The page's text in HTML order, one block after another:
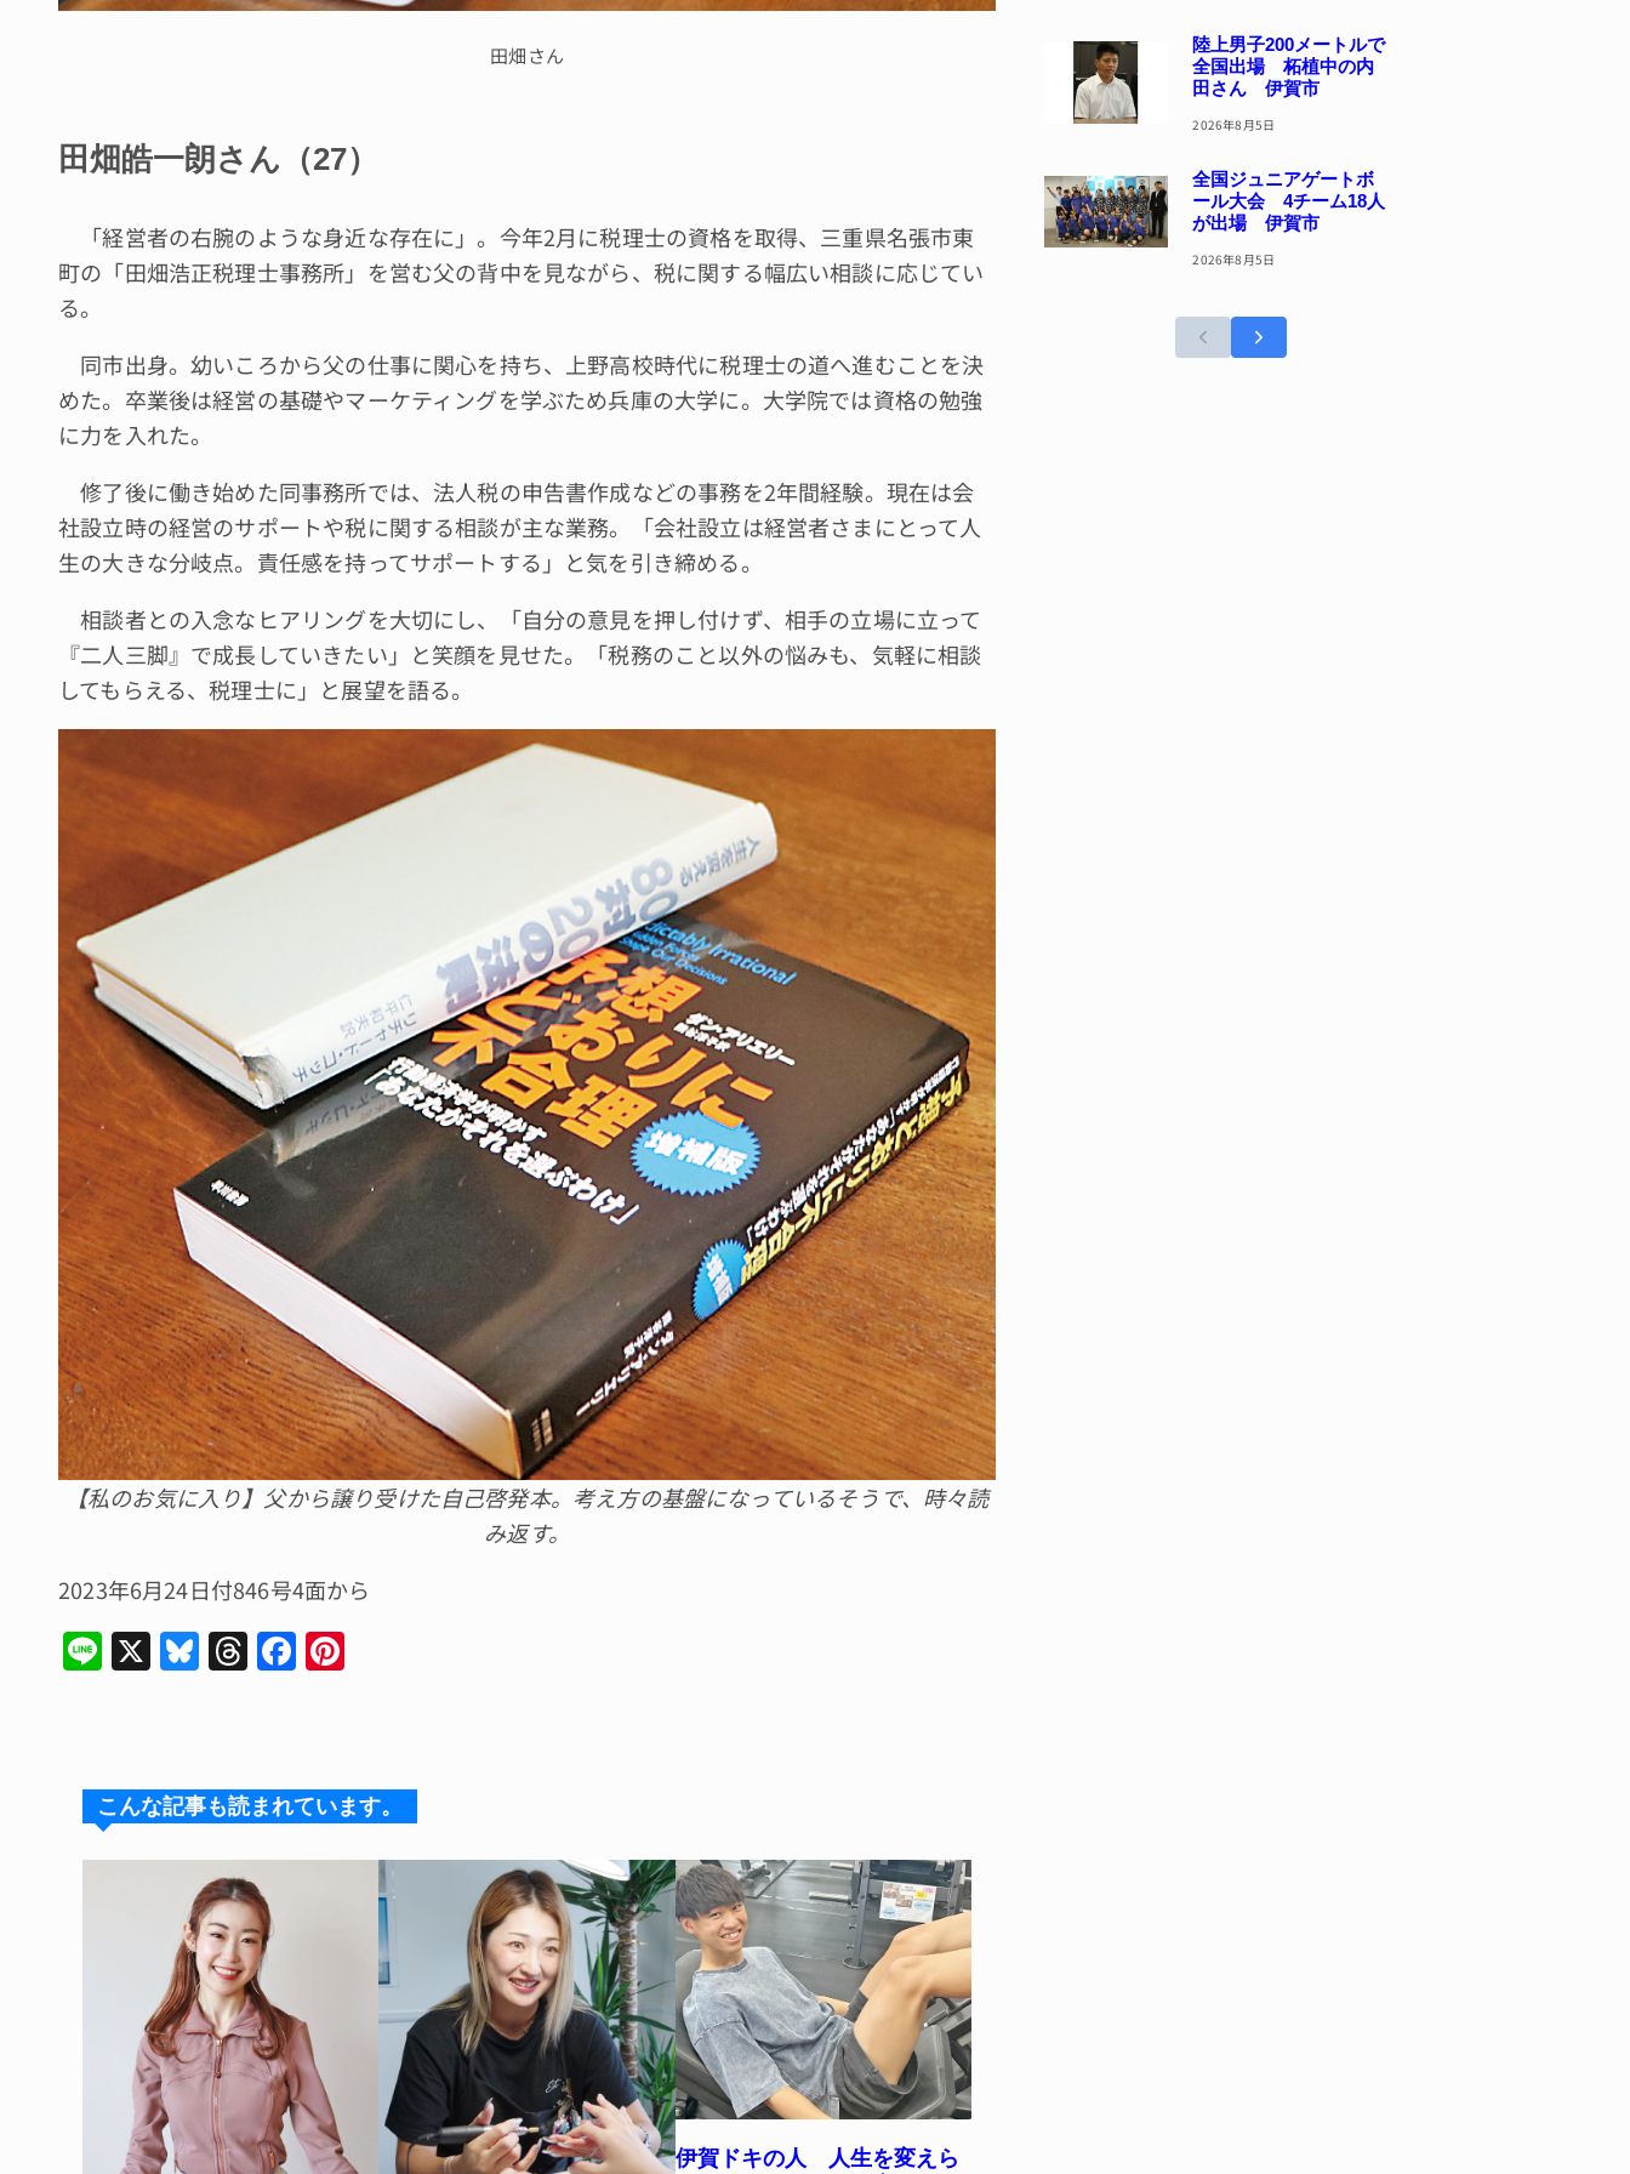
田畑さん
田畑皓一朗さん（27）
「経営者の右腕のような身近な存在に」。今年2月に税理士の資格を取得、三重県名張市東
町の「田畑浩正税理士事務所」を営む父の背中を見ながら、税に関する幅広い相談に応じてい
る。
同市出身。幼いころから父の仕事に関心を持ち、上野高校時代に税理士の道へ進むことを決
めた。卒業後は経営の基礎やマーケティングを学ぶため兵庫の大学に。大学院では資格の勉強
に力を入れた。
修了後に働き始めた同事務所では、法人税の申告書作成などの事務を2年間経験。現在は会
社設立時の経営のサポートや税に関する相談が主な業務。「会社設立は経営者さまにとって人
生の大きな分岐点。責任感を持ってサポートする」と気を引き締める。
相談者との入念なヒアリングを大切にし、「自分の意見を押し付けず、相手の立場に立って
『二人三脚』で成長していきたい」と笑顔を見せた。「税務のこと以外の悩みも、気軽に相談
してもらえる、税理士に」と展望を語る。
【私のお気に入り】父から譲り受けた自己啓発本。考え方の基盤になっているそうで、時々読
み返す。
2023年6月24日付846号4面から
Li X Bl
k
y
T
d
s
F
b
o
st
こんな記事も読まれています。
伊賀ドキの人 人生を変えら
陸上男子200メートルで
全国出場 柘植中の内
田さん 伊賀市
2026年8月5日
全国ジュニアゲートボ
ール大会 4チーム18人
が出場 伊賀市
2026年8月5日